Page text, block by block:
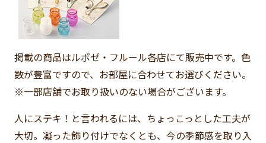
掲載の商品はルポゼ・フルール各店にて販売中です。色
数が豊富ですので、お部屋に合わせてお選びください。
※一部店舗でお取り扱いのない場合がございます。
人にステキ！と言われるには、ちょっこっとした工夫が
大切。凝った飾り付けでなくとも、今の季節感を取り入